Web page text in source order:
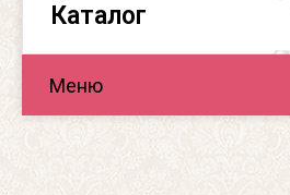
Каталог
Меню